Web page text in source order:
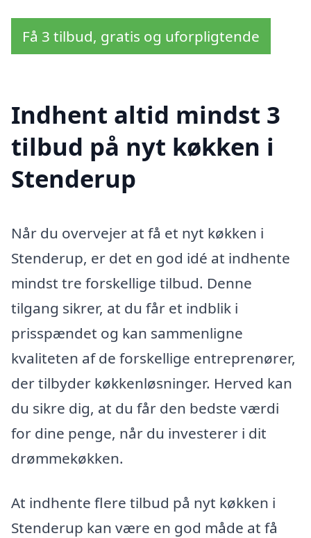
Få 3 tilbud, gratis og uforpligtende
Indhent altid mindst 3
tilbud på nyt køkken i
Stenderup
Når du overvejer at få et nyt køkken i
Stenderup, er det en god idé at indhente
mindst tre forskellige tilbud. Denne
tilgang sikrer, at du får et indblik i
prisspændet og kan sammenligne
kvaliteten af de forskellige entreprenører,
der tilbyder køkkenløsninger. Herved kan
du sikre dig, at du får den bedste værdi
for dine penge, når du investerer i dit
drømmekøkken.
At indhente flere tilbud på nyt køkken i
Stenderup kan være en god måde at få